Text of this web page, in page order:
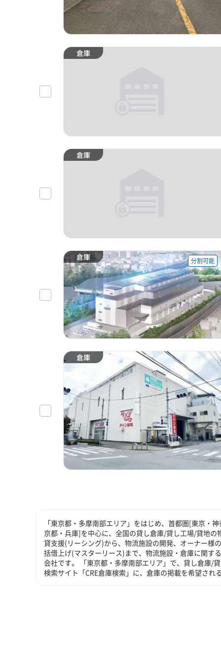
倉庫
倉庫
倉庫 分割可能
倉庫
「東京都・多摩南部エリア」をはじめ、首都圏[東京
京都・兵庫]を中心に、全国の貸し倉庫/貸し工場/貸地
貸支援(リーシング)から、物流施設の開発、オーナー様
括借上げ(マスターリース)まで、物流施設・倉庫に関す
会社です。 「東京都・多摩南部エリア」で、貸し倉庫/
検索サイト「CRE倉庫検索」に、倉庫の掲載を希望さ